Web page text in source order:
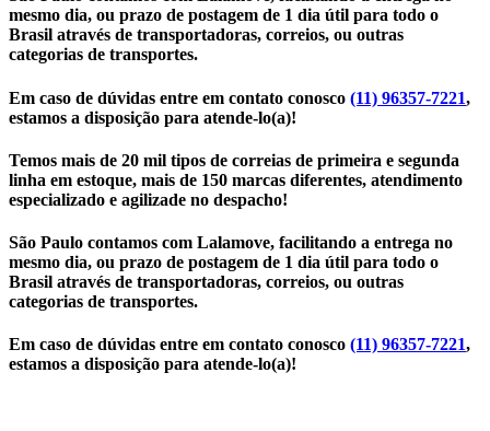
mesmo dia, ou prazo de postagem de 1 dia útil para todo o
Brasil através de transportadoras, correios, ou outras
categorias de transportes.
Em caso de dúvidas entre em contato conosco (11) 96357-7221,
estamos a disposição para atende-lo(a)!
Temos mais de 20 mil tipos de correias de primeira e segunda
linha em estoque, mais de 150 marcas diferentes, atendimento
especializado e agilizade no despacho!
São Paulo contamos com Lalamove, facilitando a entrega no
mesmo dia, ou prazo de postagem de 1 dia útil para todo o
Brasil através de transportadoras, correios, ou outras
categorias de transportes.
Em caso de dúvidas entre em contato conosco (11) 96357-7221,
estamos a disposição para atende-lo(a)!